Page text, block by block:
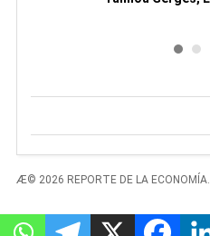
Æ© 2026 REPORTE DE LA ECONOMÍA.